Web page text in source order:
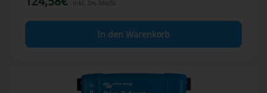
inkl. 0% MwSt.
In den Warenkorb